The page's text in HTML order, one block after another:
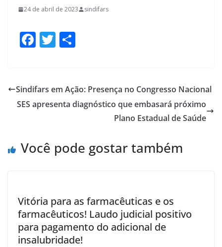
24 de abril de 2023 sindifars
F
b
o
T
er e
Sindifars em Ação: Presença no Congresso Nacional
SES apresenta diagnóstico que embasará próximo
Plano Estadual de Saúde
Você pode gostar também
Vitória para as farmacêuticas e os
farmacêuticos! Laudo judicial positivo
para pagamento do adicional de
insalubridade!